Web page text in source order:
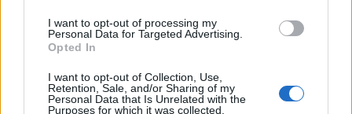
I want to opt-out of processing my
Personal Data for Targeted Advertising.
Opted In
I want to opt-out of Collection, Use,
Retention, Sale, and/or Sharing of my
Personal Data that Is Unrelated with the
Purposes for which it was collected.